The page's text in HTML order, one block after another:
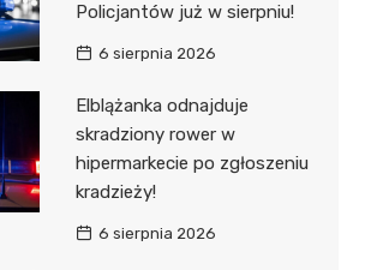
Policjantów już w sierpniu!
6 sierpnia 2026
Elblążanka odnajduje
skradziony rower w
hipermarkecie po zgłoszeniu
kradzieży!
6 sierpnia 2026